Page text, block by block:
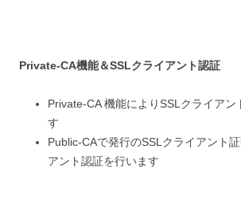
Private-CA機能＆SSLクライアント認証
Private-CA 機能によりSSLクライアン
す
Public-CAで発行のSSLクライアント
アント認証を行います